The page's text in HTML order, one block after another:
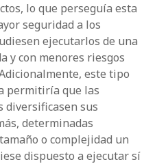
lo que perseguía esta
seguridad a los
ejecutarlos de una
y con menores riesgos
este tipo
permitiría que las
diversificasen sus
determinadas
o complejidad un
dispuesto a ejecutar sí